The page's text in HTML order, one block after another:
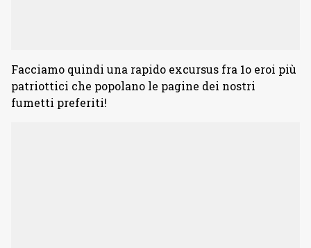
Facciamo quindi una rapido excursus fra 1o eroi più
patriottici che popolano le pagine dei nostri
fumetti preferiti!